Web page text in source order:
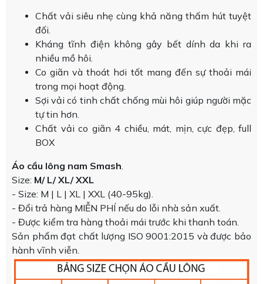
Chất vải siêu nhẹ cùng khả năng thấm hút tuyệt
đối.
Kháng tĩnh điện không gây bết dính da khi ra
nhiều mồ hôi.
Co giãn và thoát hơi tốt mang đến sự thoải mái
trong mọi hoạt động.
Sợi vải có tinh chất chống mùi hôi giúp người mặc
tự tin hơn.
Chất vải co giãn 4 chiều, mát, mịn, cực đẹp, full
BOX
Áo cầu lông nam Smash.
Size: M/ L/ XL/ XXL
- Size: M | L | XL | XXL (40-95kg).
- Đổi trả hàng MIỄN PHÍ nếu do lỗi nhà sản xuất.
- Được kiểm tra hàng thoải mái trước khi thanh toán.
Sản phẩm đạt chất lượng ISO 9001:2015 và được bảo
hành vĩnh viễn.